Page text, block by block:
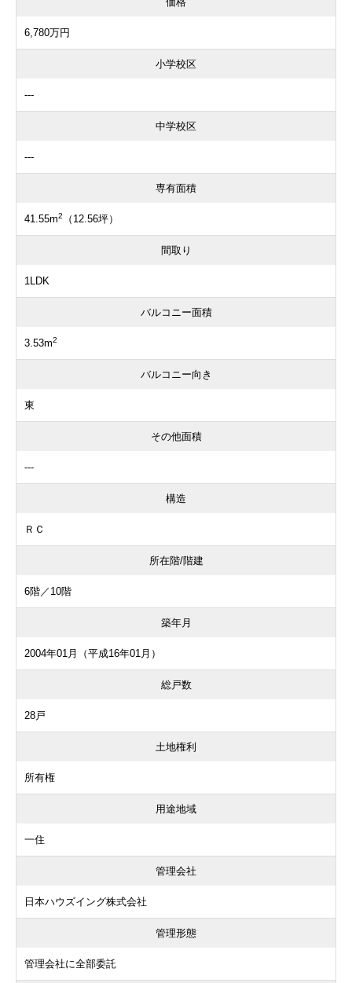
6,780万円
小学校区
---
中学校区
---
専有面積
41.55m2 （12.56坪）
間取り
1LDK
バルコニー面積
3.53m2
バルコニー向き
東
その他面積
---
構造
ＲＣ
所在階/階建
6階／10階
築年月
2004年01月（平成16年01月）
総戸数
28戸
土地権利
所有権
用途地域
一住
管理会社
日本ハウズイング株式会社
管理形態
管理会社に全部委託